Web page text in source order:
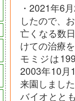
・2021年6
したので、
亡くなる数
けての治療
モミジは
2003年10月
来園しまし
バイオとと